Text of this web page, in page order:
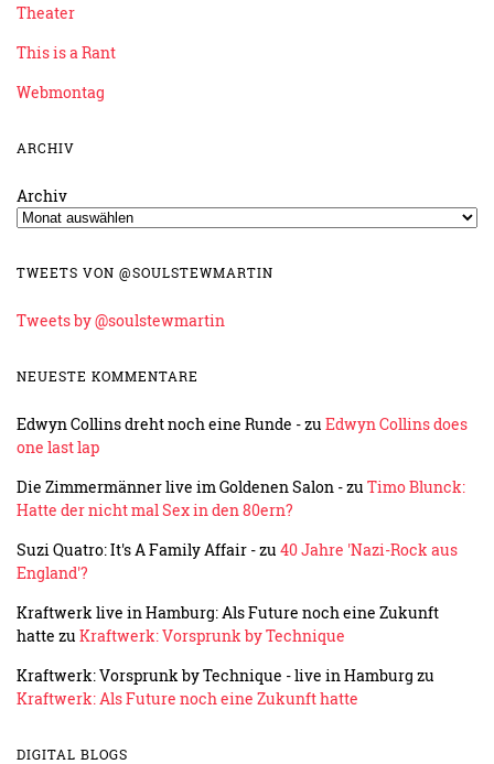
Theater
This is a Rant
Webmontag
ARCHIV
Archiv
TWEETS VON @SOULSTEWMARTIN
Tweets by @soulstewmartin
NEUESTE KOMMENTARE
Edwyn Collins dreht noch eine Runde -zu Edwyn Collins does
one last lap
Die Zimmermänner live im Goldenen Salon -zu Timo Blunck:
Hatte der nicht mal Sex in den 80ern?
Suzi Quatro: It's A Family Affair -zu 40 Jahre 'Nazi-Rock aus
England'?
Kraftwerk live in Hamburg: Als Future noch eine Zukunft
hatte zu Kraftwerk: Vorsprunk by Technique
Kraftwerk: Vorsprunk by Technique - live in Hamburg zu
Kraftwerk: Als Future noch eine Zukunft hatte
DIGITAL BLOGS